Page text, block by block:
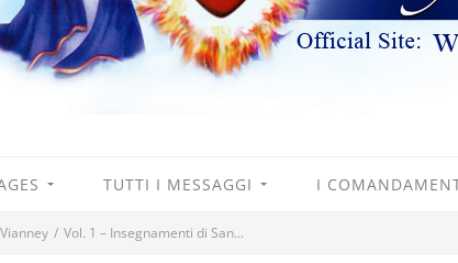
TUTTI I MESSAGGI I
/ Vol. 1 – Insegnamenti di San...